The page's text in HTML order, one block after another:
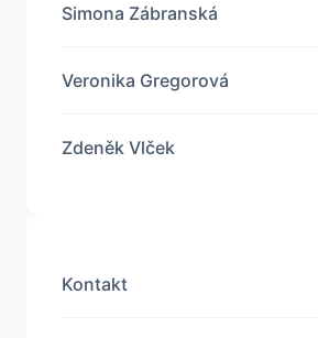
Simona Zábranská
Veronika Gregorová
Zdeněk Vlček
Kontakt